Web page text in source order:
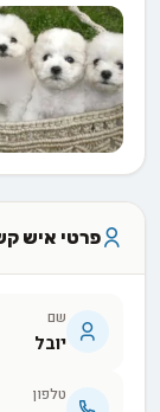
פרטי איש
שם
יובל
טלפון